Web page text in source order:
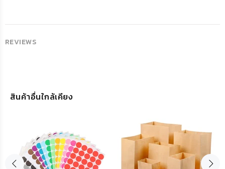
REVIEWS
สินค้าอื่นใกล้เคียง